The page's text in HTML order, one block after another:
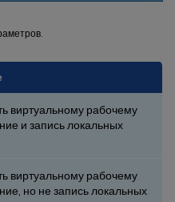
виртуальному рабочему
и запись локальных
виртуальному рабочему
но не запись локальных